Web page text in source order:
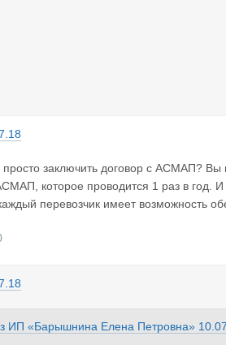
просто заключить договор с АСМАП?
которое проводится 1 раз в год.
перевозчик имеет возможность
ИП «Барышнина Елена Петровна»